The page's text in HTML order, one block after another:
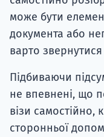
може бути
документа або
варто
Підбиваючи
не впевнені, що
візи самостійно,
сторонньої